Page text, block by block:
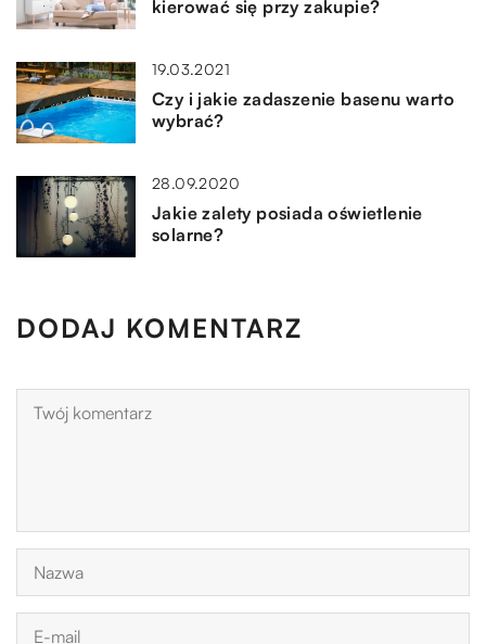
kierować się przy zakupie?
19.03.2021
Czy i jakie zadaszenie basenu warto
wybrać?
28.09.2020
Jakie zalety posiada oświetlenie
solarne?
DODAJ KOMENTARZ